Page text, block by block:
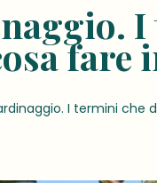
I termini che